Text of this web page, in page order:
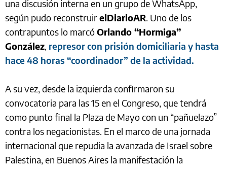
una discusión interna en un grupo de WhatsApp,
según pudo reconstruirelDiarioAR. Uno de los
contrapuntos lo marcóOrlando “Hormiga”
González, represor con prisión domiciliaria y hasta
hace 48 horas “coordinador” de la actividad.
A su vez, desde la izquierda confirmaron su
convocatoria para las 15 en el Congreso, que tendrá
como punto final la Plaza de Mayo con un “pañuelazo”
contra los negacionistas. En el marco de una jornada
internacional que repudia la avanzada de Israel sobre
Palestina, en Buenos Aires la manifestación la